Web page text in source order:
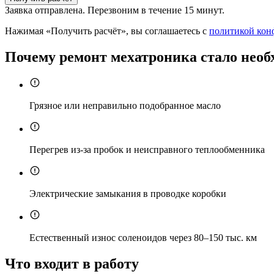
Заявка отправлена. Перезвоним в течение 15 минут.
Нажимая «Получить расчёт», вы соглашаетесь с политикой
Почему ремонт мехатроника стало
Грязное или неправильно подобранное масло
Перегрев из-за пробок и неисправного теплообменника
Электрические замыкания в проводке коробки
Естественный износ соленоидов через 80–150 тыс. км
Что входит в работу